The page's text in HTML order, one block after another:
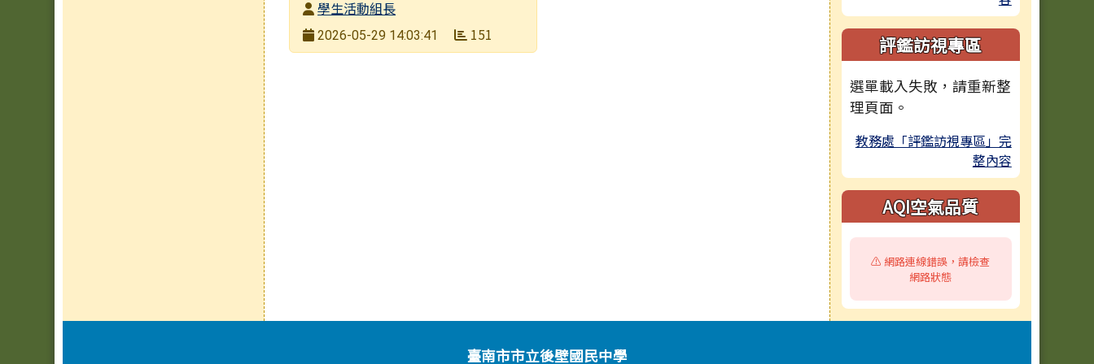
發布者學生活動組長
發布日期
2026-05-29 14:03:41 151 評鑑訪視專區
選單載入失敗，請重新整
理頁面。
教務處「評鑑訪視專區」完
整內容
AQI空氣品質
⚠️ 網路連線錯誤，請檢查
網路狀態
臺南市市立後壁國民中學